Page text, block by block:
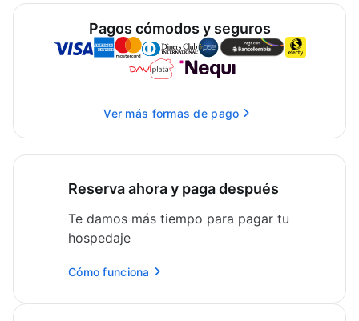
Pagos cómodos y seguros
Ver más formas de pago
Reserva ahora y paga después
Te damos más tiempo para pagar tu
hospedaje
Cómo funciona